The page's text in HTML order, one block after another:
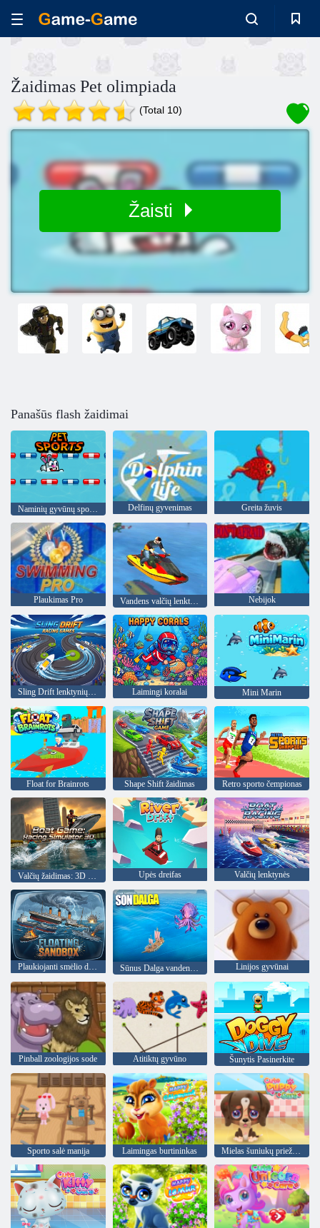
Žaidimas Pet olimpiada
(Total 10)
Žaisti
Panašūs flash žaidimai
Naminių gyvūnų sportas Delfinų gyvenimas Greita žuvis
Plaukimas Pro Vandens valčių lenktynės Nebijok
Sling Drift lenktynių žaidimai Laimingi koralai Mini Marin
Float for Brainrots Shape Shift žaidimas Retro sporto čempionas
Upės dreifas Valčių lenktynės
Plaukiojanti smėlio dėžė Sūnus Dalga vandenyno išgyvenęs Linijos gyvūnai
Pinball zoologijos sode Atitiktų gyvūno Šunytis Pasinerkite
Sporto salė manija Laimingas burtininkas Mielas šuniukų priežiūra